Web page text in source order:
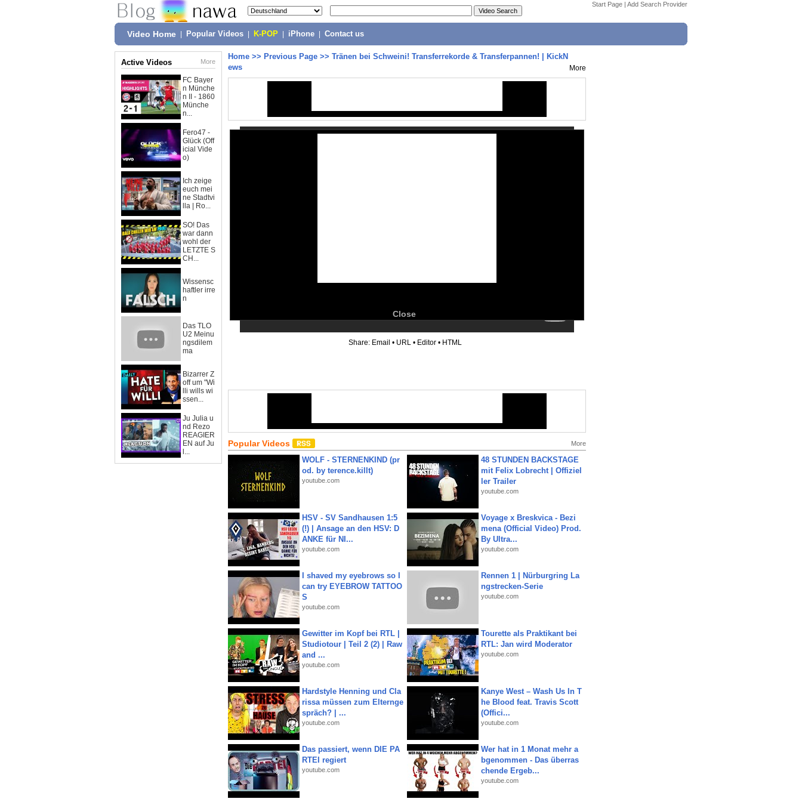
Start Page | Add Search Provider
Video Home Popular Videos K-POP iPhone Contact us
Active Videos More
FC Bayer
n Münche
n II - 1860
Münche
n...
Fero47 -
Glück (Off
icial Vide
o)
Ich zeige
euch mei
ne Stadtvi
lla | Ro...
SO! Das
war dann
wohl der
LETZTE S
CH...
Wissensc
haftler irre
n
Das TLO
U2 Meinu
ngsdilem
ma
Bizarrer Z
off um "Wi
lli wills wi
ssen...
Ju Julia u
nd Rezo
REAGIER
EN auf Ju
l...
Home >> Previous Page >> Tränen bei Schweini! Transferrekorde & Transferpannen! | KickN
ews
More
Close
Share: Email • URL • Editor • HTML
Popular Videos More
WOLF - STERNENKIND (pr
od. by terence.killt)
youtube.com
48 STUNDEN BACKSTAGE
mit Felix Lobrecht | Offiziel
ler Trailer
youtube.com
HSV - SV Sandhausen 1:5
(!) | Ansage an den HSV: D
ANKE für NI...
youtube.com
Voyage x Breskvica - Bezi
mena (Official Video) Prod.
By Ultra...
youtube.com
I shaved my eyebrows so I
can try EYEBROW TATTOO
S
youtube.com
Rennen 1 | Nürburgring La
ngstrecken-Serie
youtube.com
Gewitter im Kopf bei RTL |
Studiotour | Teil 2 (2) | Raw
and ...
youtube.com
Tourette als Praktikant bei
RTL: Jan wird Moderator
youtube.com
Hardstyle Henning und Cla
rissa müssen zum Elternge
spräch? | ...
youtube.com
Kanye West – Wash Us In T
he Blood feat. Travis Scott
(Offici...
youtube.com
Das passiert, wenn DIE PA
RTEI regiert
youtube.com
Wer hat in 1 Monat mehr a
bgenommen - Das überras
chende Ergeb...
youtube.com